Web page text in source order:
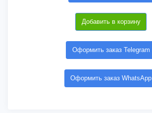
Добавить в корзину
Оформить заказ Telegram
Оформить заказ WhatsApp